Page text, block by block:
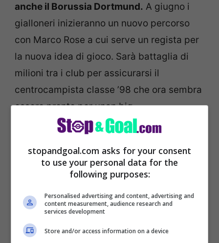
anche il Borussia Dortmund. A giugno i
gialloneri inizieranno un nuovo percorso
con Marco Rose a cui serve un regista per
la nuova idea di gioco. Sarà battaglia di
milioni tra i club per assicurarsi il
centrocampista classe ’98 che ora sembra
essere pronto per unan big.
stopandgoal.com asks for your consent
to use your personal data for the
following purposes:
Personalised advertising and content, advertising and
content measurement, audience research and
services development
Store and/or access information on a device